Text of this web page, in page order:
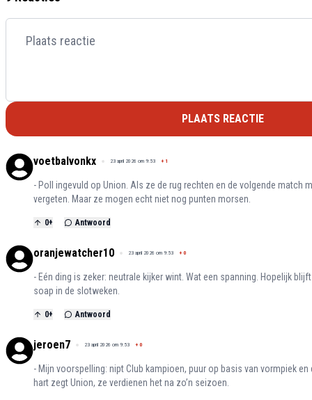
PLAATS REACTIE
voetbalvonkx 23 april 2026 om 9:53 + 1
- Poll ingevuld op Union. Als ze de rug rechten en de volgende match
vergeten. Maar ze mogen echt niet nog punten morsen.
0+ Antwoord
oranjewatcher10 23 april 2026 om 9:53 + 0
- Eén ding is zeker: neutrale kijker wint. Wat een spanning. Hopelijk
soap in de slotweken.
0+ Antwoord
jeroen7 23 april 2026 om 9:53 + 0
- Mijn voorspelling: nipt Club kampioen, puur op basis van vormpiek
hart zegt Union, ze verdienen het na zo’n seizoen.